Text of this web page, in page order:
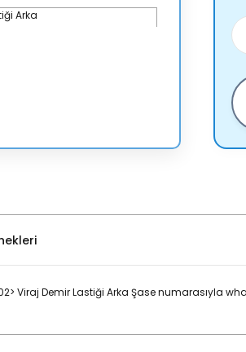
Viraj Demir Lastiği Arka Şase numarasıyla